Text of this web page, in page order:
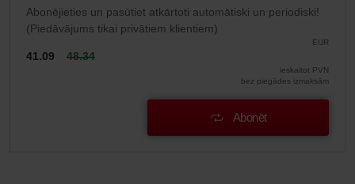
Abonējieties un pasūtiet atkārtoti automātiski un periodiski!
(Piedāvājums tikai privātiem klientiem)
EUR
41.09 48.34
ieskaitot PVN
bez piegādes izmaksām
Abonēt